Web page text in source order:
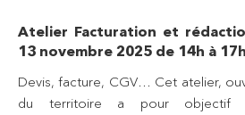
Atelier Facturation et
13 novembre 2025 de 14h à 17h
Devis, facture, CGV… Cet atelier,
du territoire a pour objectif